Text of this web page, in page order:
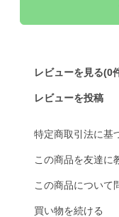
レビューを見る(0
レビューを投稿
特定商取引法に基
この商品を友達に
この商品について
買い物を続ける